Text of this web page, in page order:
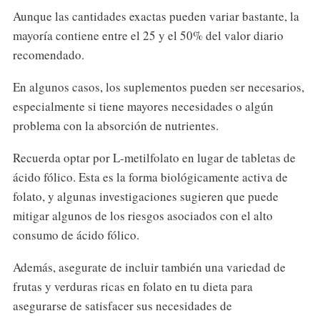
Aunque las cantidades exactas pueden variar bastante, la
mayoría contiene entre el 25 y el 50% del valor diario
recomendado.
En algunos casos, los suplementos pueden ser necesarios,
especialmente si tiene mayores necesidades o algún
problema con la absorción de nutrientes.
Recuerda optar por L-metilfolato en lugar de tabletas de
ácido fólico. Esta es la forma biológicamente activa de
folato, y algunas investigaciones sugieren que puede
mitigar algunos de los riesgos asociados con el alto
consumo de ácido fólico.
Además, asegurate de incluir también una variedad de
frutas y verduras ricas en folato en tu dieta para
asegurarse de satisfacer sus necesidades de